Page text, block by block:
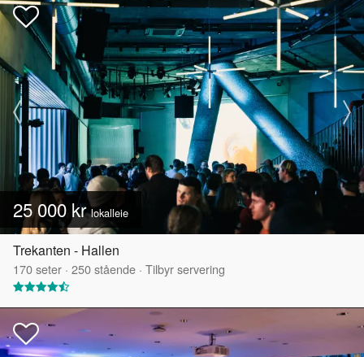
25 000 krlokalleie
Trekanten - Hallen
170seter · 250stående · Tilbyr servering